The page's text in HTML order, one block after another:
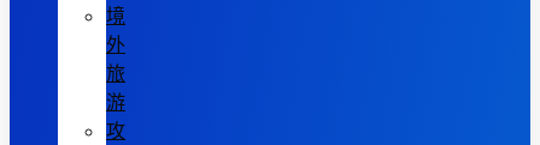
境
外
旅
游
攻